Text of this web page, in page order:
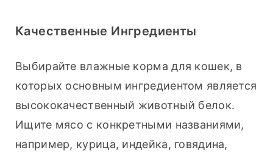
Качественные Ингредиенты
Выбирайте влажные корма для кошек, в
которых основным ингредиентом является
высококачественный животный белок.
Ищите мясо с конкретными названиями,
например, курица, индейка, говядина,